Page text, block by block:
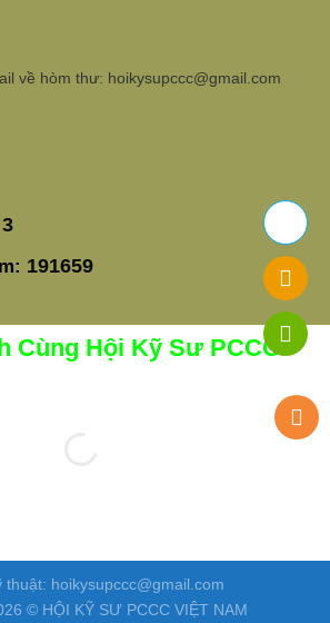
về hòm thư: hoikysupccc@gmail.com
3
191659
Cùng Hội Kỹ Sư PCCC
thuật: hoikysupccc@gmail.com
© HỘI KỸ SƯ PCCC VIỆT NAM